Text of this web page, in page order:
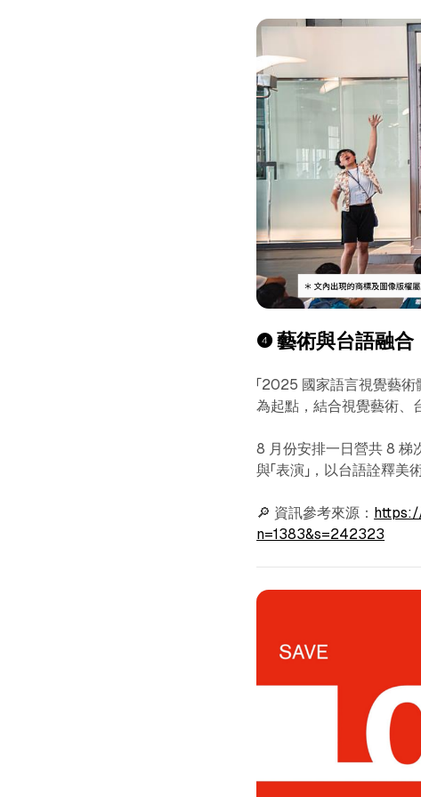
❹藝術與台語融合
「2025 國家語言視覺藝
為起點，結合視覺藝術、
8 月份安排一日營共 8 梯次
與「表演」，以台語詮釋
🔎 資訊參考來源：
n=1383&s=242323